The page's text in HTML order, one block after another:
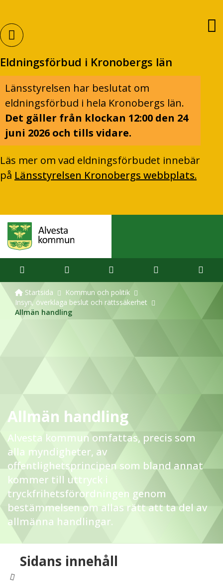
Eldningsförbud i Kronobergs län
Länsstyrelsen har beslutat om
eldningsförbud i hela Kronobergs län.
Det gäller från klockan 12:00 den 24
juni 2026 och tills vidare.
Läs mer om vad eldningsförbudet innebär
på Länsstyrelsen Kronobergs webbplats.
Startsida
Kommun och politik
Insyn, överklaga beslut och rättssäkerhet
Allmän handling
Allmän handling
Alvesta kommun omfattas, precis som
alla myndigheter, av
offentlighetsprincipen som bland annat
kommer till uttryck i
tryckfrihetsförordningen genom
bestämmelsen om allas rätt att ta del av
allmänna handlingar.
Sidans innehåll